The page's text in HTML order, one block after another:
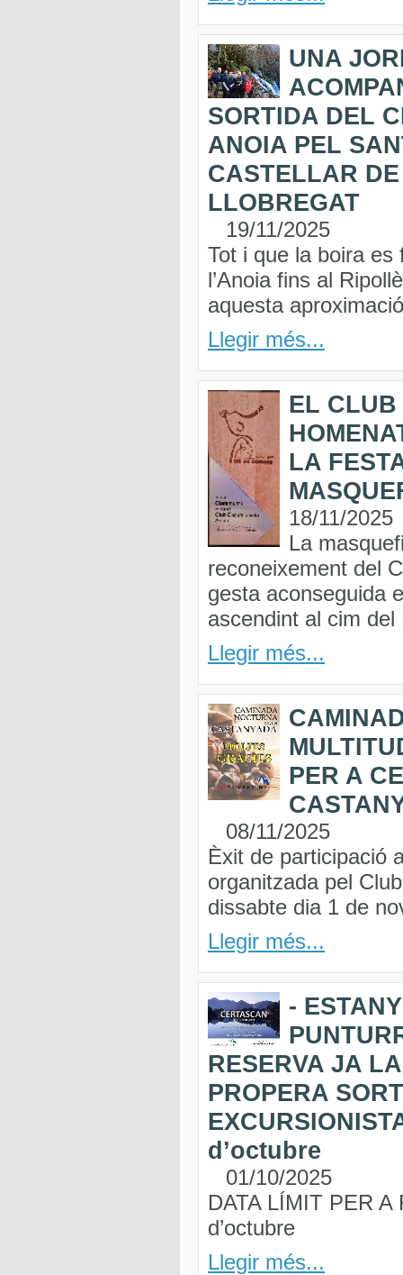
UNA
SORTIDA DEL
ANOIA PEL
CASTELLAR
LLOBREGAT
19/11/2025
Tot i que la boira
l’Anoia fins al
aquesta
Llegir més...
EL CLUB
LA
18/11/2025
La
reconeixement del
gesta aconseguida
ascendint al cim del
Llegir més...
PER A
08/11/2025
Èxit de participació
organitzada pel
dissabte dia 1 de
Llegir més...
-
RESERVA JA
PROPERA
d’octubre
01/10/2025
DATA LÍMIT PER
d’octubre
Llegir més...